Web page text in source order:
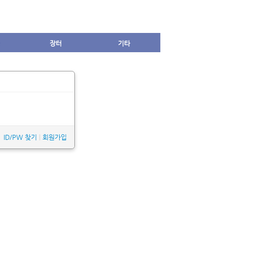
장터 기타
ID/PW 찾기 회원가입